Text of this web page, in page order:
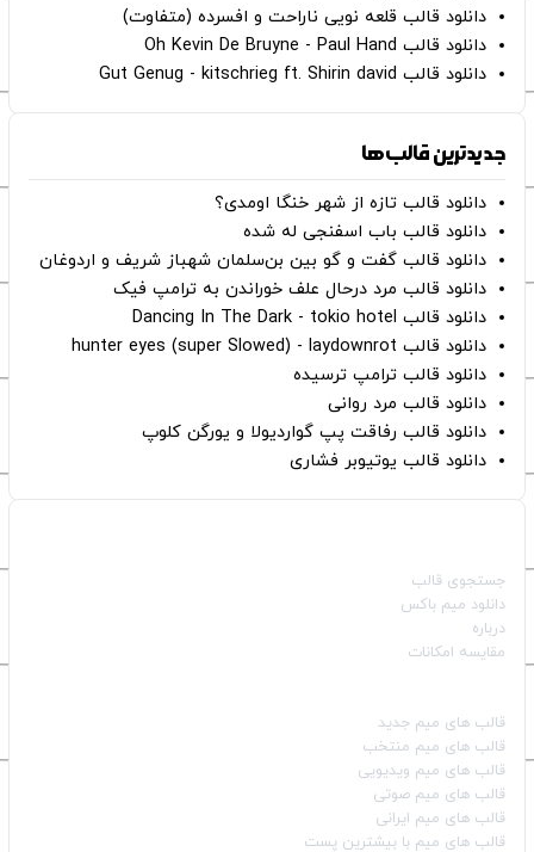
دانلود قالب قلعه نویی ناراحت و افسرده (متفاوت)
دانلود قالب Oh Kevin De Bruyne - Paul Hand
دانلود قالب Gut Genug - kitschrieg ft. Shirin david
جدیدترین قالب‌ها
دانلود قالب تازه از شهر خنگا اومدی؟
دانلود قالب باب اسفنجی له شده
دانلود قالب گفت و گو بین بن‌سلمان شهباز شریف و اردوغان
دانلود قالب مرد درحال علف خوراندن به ترامپ فیک
دانلود قالب Dancing In The Dark - tokio hotel
دانلود قالب hunter eyes (super Slowed) - laydownrot
دانلود قالب ترامپ ترسیده
دانلود قالب مرد روانی
دانلود قالب رفاقت پپ گواردیولا و یورگن کلوپ
دانلود قالب یوتیوبر فشاری
جستجوی قالب
دانلود میم باکس
درباره
مقایسه امکانات
قالب‌ های میم جدید
قالب‌ های میم منتخب
قالب‌ های میم ویدیویی
قالب‌ های میم صوتی
قالب‌ های میم ایرانی
قالب‌ های میم با بیشترین پست